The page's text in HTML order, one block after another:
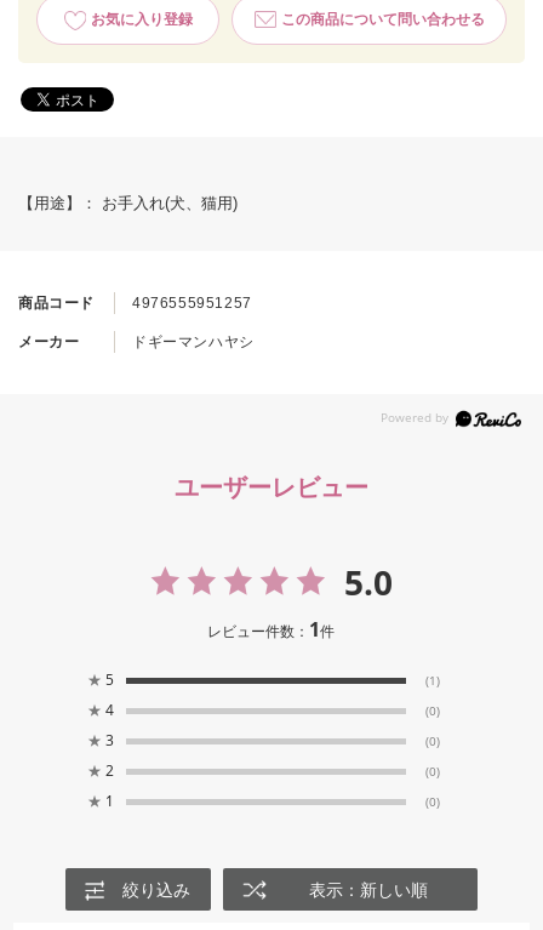
お気に入り登録 この商品について問い合わせる
商品コード 4976555951257
メーカー ドギーマンハヤシ
【用途】： お手入れ(犬、猫用)
ユーザーレビュー
5.0
レビュー件数： 1件
★ 5 (1)
★ 4 (0)
★ 3 (0)
★ 2 (0)
★ 1 (0)
絞り込み 表示：新しい順